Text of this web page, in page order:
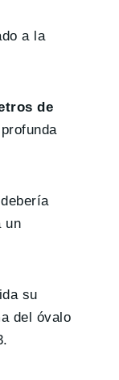
a la
de
un
su
del óvalo